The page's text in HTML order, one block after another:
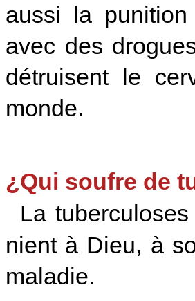
aussi la
avec des
détruisent le
monde.
¿Qui soufre de
La
nient à Dieu, à
maladie.